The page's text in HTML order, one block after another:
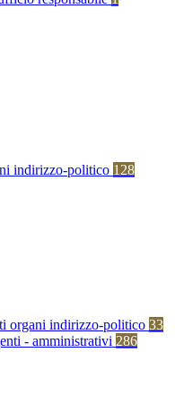
indirizzo-politico 128
organi indirizzo-politico 33
- amministrativi 286